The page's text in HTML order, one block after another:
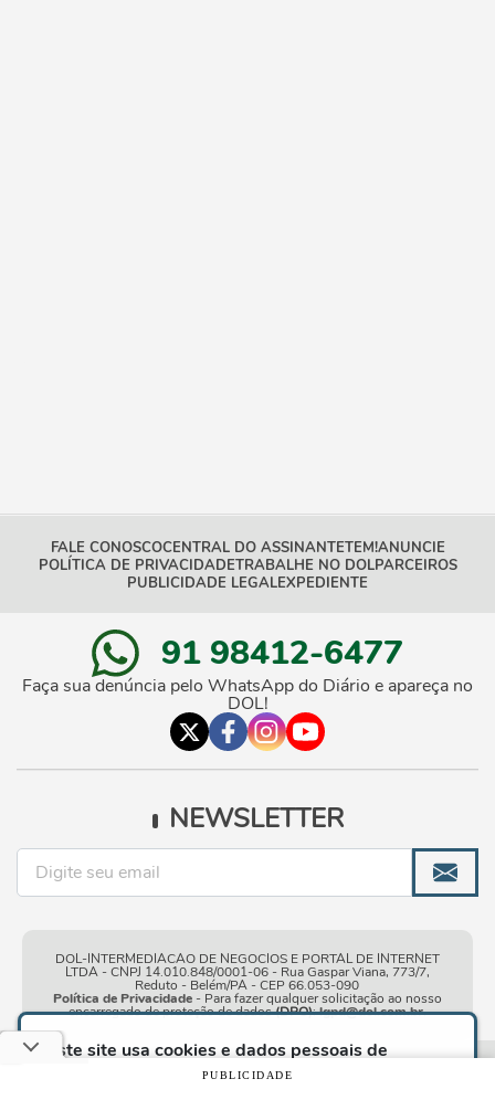
Este site usa cookies e dados pessoais de
acordo com os nossosTermos de Uso e Política
e, ao continuar navegando neste
FALE CONOSCOCENTRAL DO ASSINANTETEM!ANUNCIE
POLÍTICA DE PRIVACIDADETRABALHE NO DOLPARCEIROS
PUBLICIDADE LEGALEXPEDIENTE
91 98412-6477
Faça sua denúncia pelo WhatsApp do Diário e apareça no
DOL!
NEWSLETTER
DOL-INTERMEDIACAO DE NEGOCIOS E PORTAL DE INTERNET
LTDA - CNPJ 14.010.848/0001-06 - Rua Gaspar Viana, 773/7,
Reduto - Belém/PA - CEP 66.053-090
Política de Privacidade- Para fazer qualquer solicitação ao nosso
encarregado de proteção de dados(DPO):lgpd@dol.com.br.
| © Copyright 2010-2026 DOL - Diário
PUBLICIDADE